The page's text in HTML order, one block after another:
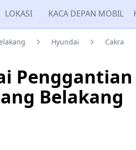
LOKASI KACA DEPAN MOBIL
Hyundai Cakra
Penggantian
Belakang